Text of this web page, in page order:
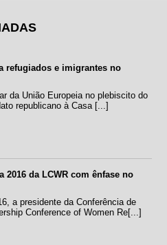
refugiados e imigrantes no
da União Europeia no plebiscito do
republicano à Casa [...]
2016 da LCWR com ênfase no
a presidente da Conferência de
Conference of Women Re[...]